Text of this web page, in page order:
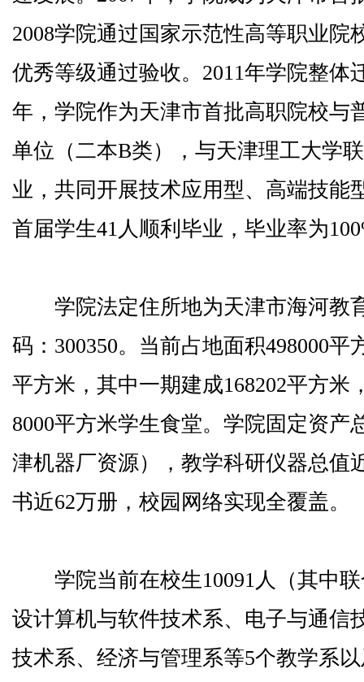
2008学院通过国家示范性高等职业院
优秀等级通过验收。2011年学院整体
年，学院作为天津市首批高职院校与
单位（二本B类），与天津理工大学
业，共同开展技术应用型、高端技能
首届学生41人顺利毕业，毕业率为
学院法定住所地为天津市海河教
码：300350。当前占地面积498000平
平方米，其中一期建成168202平方米
8000平方米学生食堂。学院固定资产
津机器厂资源），教学科研仪器总值
书近62万册，校园网络实现全覆盖。
学院当前在校生10091人（其中联
设计算机与软件技术系、电子与通信
技术系、经济与管理系等5个教学系